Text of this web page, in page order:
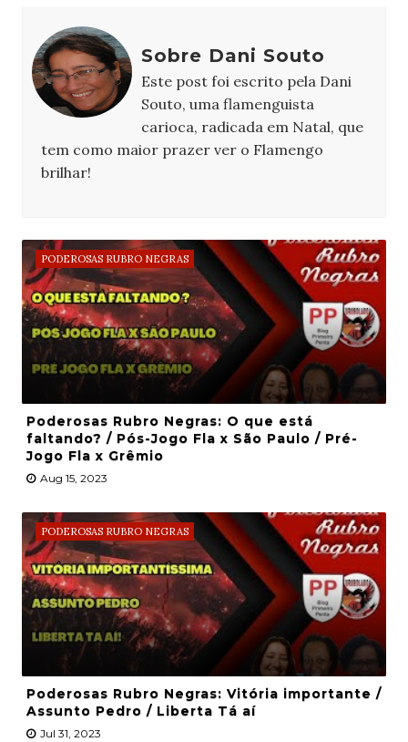
Sobre Dani Souto
Este post foi escrito pela Dani
Souto, uma flamenguista
carioca, radicada em Natal, que
tem como maior prazer ver o Flamengo
brilhar!
PODEROSAS RUBRO NEGRAS
Poderosas Rubro Negras: O que está
faltando? / Pós-Jogo Fla x São Paulo / Pré-
Jogo Fla x Grêmio
Aug 15, 2023
PODEROSAS RUBRO NEGRAS
Poderosas Rubro Negras: Vitória importante /
Assunto Pedro / Liberta Tá aí
Jul 31, 2023